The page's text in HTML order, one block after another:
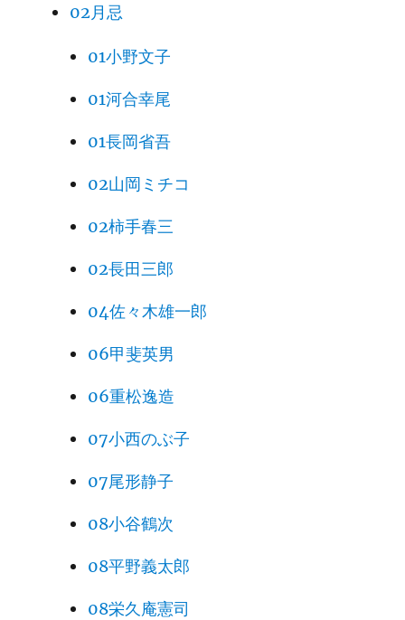
02月忌
01小野文子
01河合幸尾
01長岡省吾
02山岡ミチコ
02柿手春三
02長田三郎
04佐々木雄一郎
06甲斐英男
06重松逸造
07小西のぶ子
07尾形静子
08小谷鶴次
08平野義太郎
08栄久庵憲司